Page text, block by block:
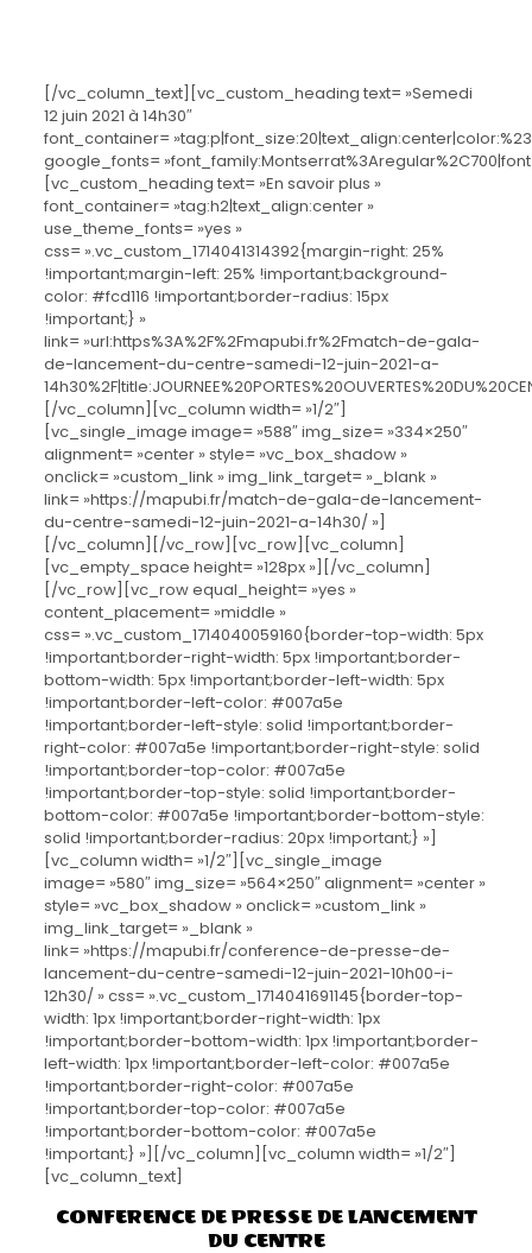
[/vc_column_text][vc_custom_heading text= »Semedi
12 juin 2021 à 14h30″
font_container=
google_fonts=
[vc_custom_heading text= »En savoir plus »
font_container= »tag:h2|text_align:center »
use_theme_fonts= »yes »
css= ».vc_custom_1714041314392{margin-right: 25%
!important;margin-left: 25% !important;background-
color: #fcd116 !important;border-radius: 15px
!important;} »
link= »url:https%3A%2F%2Fmapubi.fr%2Fmatch-de-gala-
de-lancement-du-centre-samedi-12-juin-2021-a-
[/vc_column][vc_column width= »1/2″]
[vc_single_image image= »588″ img_size= »334×250″
alignment= »center » style= »vc_box_shadow »
onclick= »custom_link » img_link_target= »_blank »
link= »https://mapubi.fr/match-de-gala-de-lancement-
du-centre-samedi-12-juin-2021-a-14h30/ »]
[/vc_column][/vc_row][vc_row][vc_column]
[vc_empty_space height= »128px »][/vc_column]
[/vc_row][vc_row equal_height= »yes »
content_placement= »middle »
css= ».vc_custom_1714040059160{border-top-width: 5px
!important;border-right-width: 5px !important;border-
bottom-width: 5px !important;border-left-width: 5px
!important;border-left-color: #007a5e
!important;border-left-style: solid !important;border-
right-color: #007a5e !important;border-right-style: solid
!important;border-top-color: #007a5e
!important;border-top-style: solid !important;border-
bottom-color: #007a5e !important;border-bottom-style:
solid !important;border-radius: 20px !important;} »]
[vc_column width= »1/2″][vc_single_image
image= »580″ img_size= »564×250″ alignment= »center »
style= »vc_box_shadow » onclick= »custom_link »
img_link_target= »_blank »
link= »https://mapubi.fr/conference-de-presse-de-
lancement-du-centre-samedi-12-juin-2021-10h00-i-
12h30/ » css= ».vc_custom_1714041691145{border-top-
width: 1px !important;border-right-width: 1px
!important;border-bottom-width: 1px !important;border-
left-width: 1px !important;border-left-color: #007a5e
!important;border-right-color: #007a5e
!important;border-top-color: #007a5e
!important;border-bottom-color: #007a5e
!important;} »][/vc_column][vc_column width= »1/2″]
[vc_column_text]
CONFERENCE DE PRESSE DE LANCEMENT
DU CENTRE